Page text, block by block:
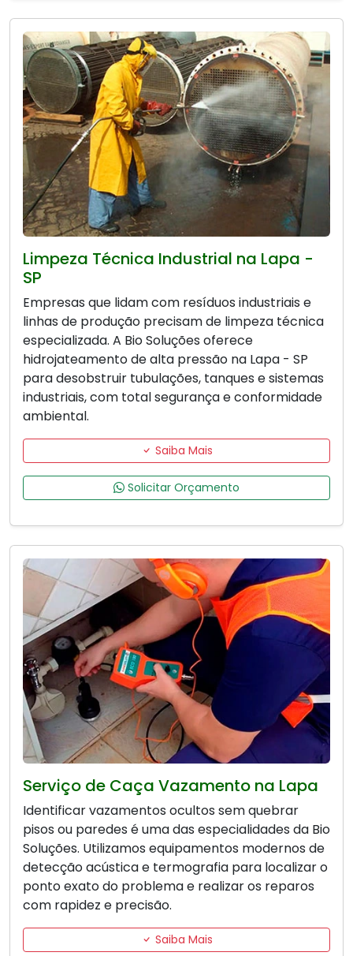
Limpeza Técnica Industrial na Lapa -
SP
Empresas que lidam com resíduos industriais e
linhas de produção precisam de limpeza técnica
especializada. A Bio Soluções oferece
hidrojateamento de alta pressão na Lapa - SP
para desobstruir tubulações, tanques e sistemas
industriais, com total segurança e conformidade
ambiental.
Saiba Mais
Solicitar Orçamento
Serviço de Caça Vazamento na Lapa
Identificar vazamentos ocultos sem quebrar
pisos ou paredes é uma das especialidades da Bio
Soluções. Utilizamos equipamentos modernos de
detecção acústica e termografia para localizar o
ponto exato do problema e realizar os reparos
com rapidez e precisão.
Saiba Mais